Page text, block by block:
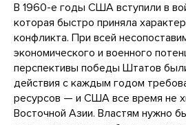
В 1960-е годы США вступили в
которая быстро приняла
конфликта. При всей
экономического и военного
перспективы победы Штатов
действия с каждым годом
ресурсов — и США все время не
Восточной Азии. Властям нужно